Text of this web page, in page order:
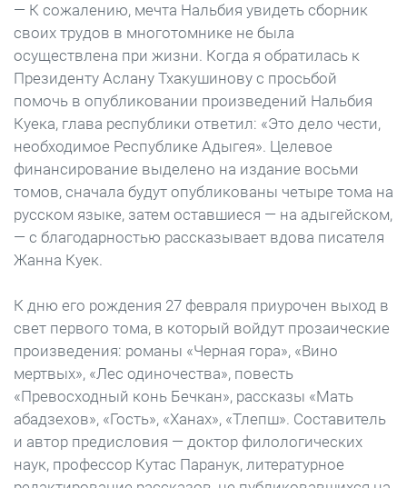
— К сожалению, мечта Нальбия увидеть сборник
своих трудов в многотомнике не была
осуществлена при жизни. Когда я обратилась к
Президенту Аслану Тхакушинову с просьбой
помочь в опубликовании произведений Нальбия
Куека, глава республики ответил: «Это дело чести,
необходимое Республике Адыгея». Целевое
финансирование выделено на издание восьми
томов, сначала будут опубликованы четыре тома на
русском языке, затем оставшиеся — на адыгейском,
— с благодарностью рассказывает вдова писателя
Жанна Куек.
К дню его рождения 27 февраля приурочен выход в
свет первого тома, в который войдут прозаические
произведения: романы «Черная гора», «Вино
мертвых», «Лес одиночества», повесть
«Превосходный конь Бечкан», рассказы «Мать
абадзехов», «Гость», «Ханах», «Тлепш». Составитель
и автор предисловия — доктор филологических
наук, профессор Кутас Паранук, литературное